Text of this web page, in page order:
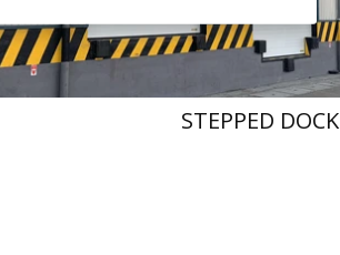
STEPPED DOCK